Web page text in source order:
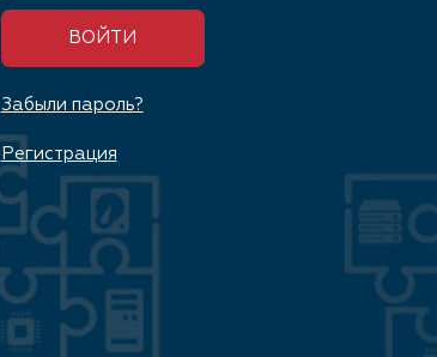
ВОЙТИ
Забыли пароль?
Регистрация